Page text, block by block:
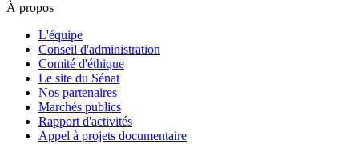
À propos
L'équipe
Conseil d'administration
Comité d'éthique
Le site du Sénat
Nos partenaires
Marchés publics
Rapport d'activités
Appel à projets documentaire